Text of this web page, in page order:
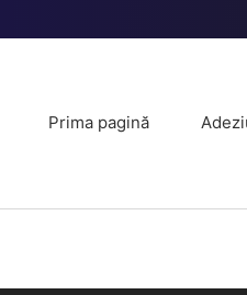
Prima pagină